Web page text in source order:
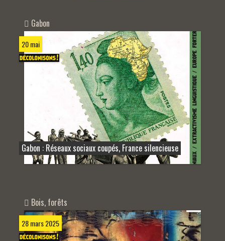
Gabon
20 mai
Gabon : Réseaux sociaux coupés, France silencieuse
Bois, forêts
28 mars 2025